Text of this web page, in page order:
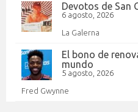
Devotos de San
6 agosto, 2026
La Galerna
El bono de
mundo
5 agosto, 2026
Fred Gwynne